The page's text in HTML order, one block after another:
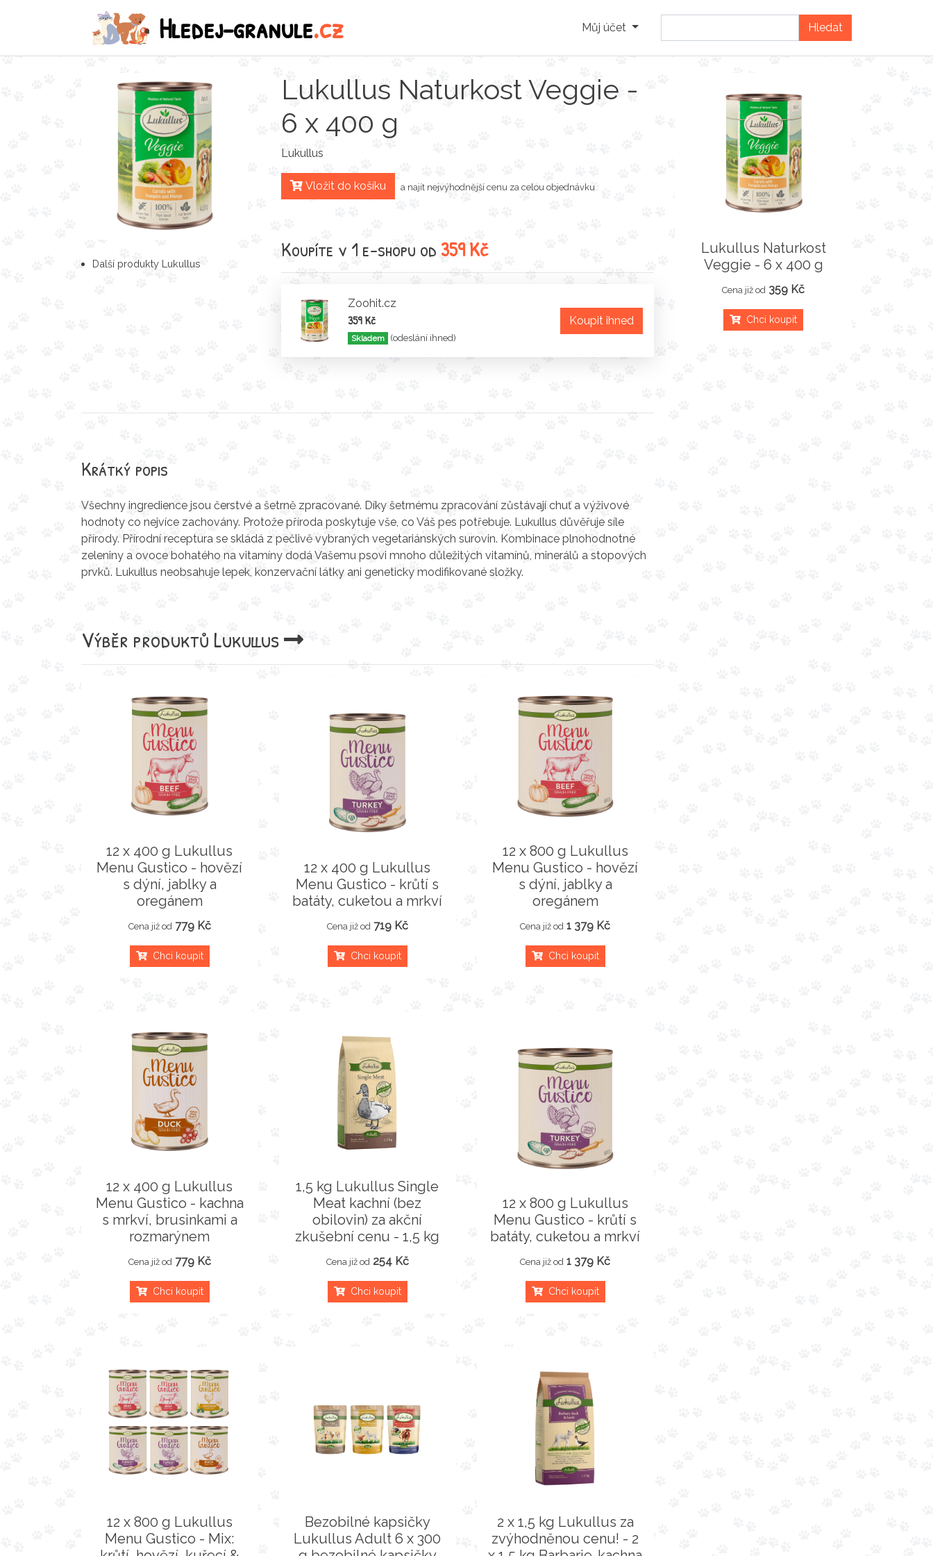
Hledej-granule.cz Můj účet
Další produkty Lukullus
Lukullus Naturkost Veggie -
6 x 400 g
Lukullus
Vložit do košíku a najít nejvýhodnější cenu za celou objednávku
Koupíte v 1 e-shopu od 359 Kč
Zoohit.cz
359 Kč
Skladem (odeslání ihned)
Koupit ihned
Krátký popis
Všechny ingredience jsou čerstvé a šetrně zpracované. Díky šetrnému zpracování zůstávají chuť a výživové
hodnoty co nejvíce zachovány. Protože příroda poskytuje vše, co Váš pes potřebuje. Lukullus důvěřuje síle
přírody. Přírodní receptura se skládá z pečlivě vybraných vegetariánských surovin. Kombinace plnohodnotné
zeleniny a ovoce bohatého na vitamíny dodá Vašemu psovi mnoho důležitých vitamínů, minerálů a stopových
prvků. Lukullus neobsahuje lepek, konzervační látky ani geneticky modifikované složky.
Výběr produktů Lukullus
12 x 400 g Lukullus
Menu Gustico - hovězí
s dýní, jablky a
oregánem
Cena již od 779 Kč
Chci koupit
12 x 400 g Lukullus
Menu Gustico - krůtí s
batáty, cuketou a mrkví
Cena již od 719 Kč
Chci koupit
12 x 800 g Lukullus
Menu Gustico - hovězí
s dýní, jablky a
oregánem
Cena již od 1 379 Kč
Chci koupit
12 x 400 g Lukullus
Menu Gustico - kachna
s mrkví, brusinkami a
rozmarýnem
Cena již od 779 Kč
Chci koupit
1,5 kg Lukullus Single
Meat kachní (bez
obilovin) za akční
zkušební cenu - 1,5 kg
Cena již od 254 Kč
Chci koupit
12 x 800 g Lukullus
Menu Gustico - krůtí s
batáty, cuketou a mrkví
Cena již od 1 379 Kč
Chci koupit
12 x 800 g Lukullus
Menu Gustico - Mix:
Bezobilné kapsičky
Lukullus Adult 6 x 300
2 x 1,5 kg Lukullus za
zvýhodněnou cenu! - 2
Lukullus Naturkost
Veggie - 6 x 400 g
Cena již od 359 Kč
Chci koupit